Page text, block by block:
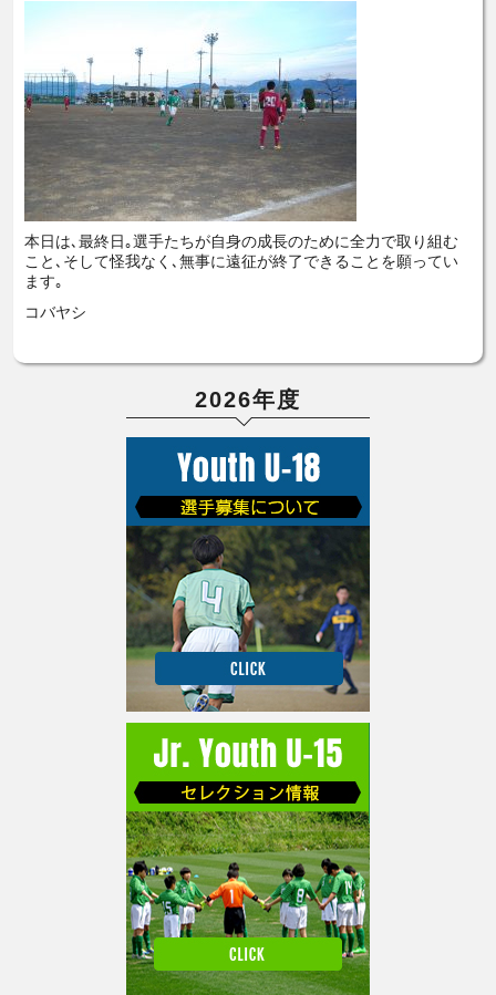
本日は､最終日｡選手たちが自身の成長のために全力で取り組む
こと､そして怪我なく､無事に遠征が終了できることを願ってい
ます｡
コバヤシ
2026年度